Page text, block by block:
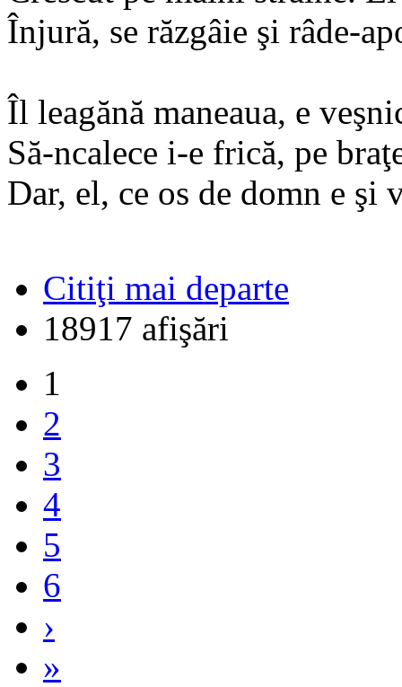
Înjură, se răzgâie şi râde-
Îl leagănă maneaua, e
Să-ncalece i-e frică, pe
Dar, el, ce os de domn e şi
Citiţi mai departe
18917 afişări
1
2
3
4
5
6
›
»